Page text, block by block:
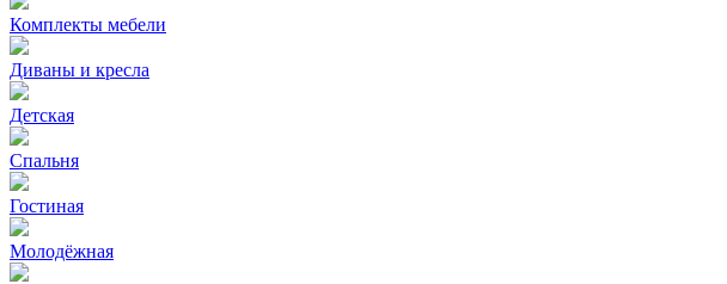
Комплекты мебели
Диваны и кресла
Детская
Спальня
Гостиная
Молодёжная